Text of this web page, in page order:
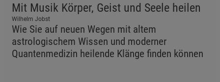
Mit Musik Körper, Geist und Seele heilen
Wilhelm Jobst
Wie Sie auf neuen Wegen mit altem
astrologischem Wissen und moderner
Quantenmedizin heilende Klänge finden können